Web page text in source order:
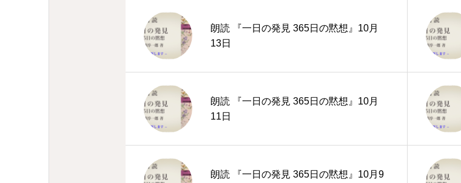
朗読 『一日の発見 365日の黙想』10月
13日
朗読 『一日の発見 365日の黙想』10月
11日
朗読 『一日の発見 365日の黙想』10月9